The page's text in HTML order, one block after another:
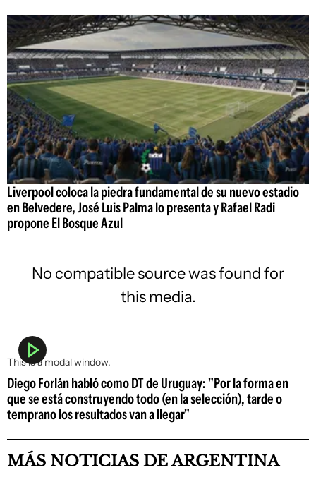
Liverpool coloca la piedra fundamental de su nuevo estadio
en Belvedere, José Luis Palma lo presenta y Rafael Radi
propone El Bosque Azul
This is a modal window.
No compatible source was found for
this media.
Diego Forlán habló como DT de Uruguay: "Por la forma en
que se está construyendo todo (en la selección), tarde o
temprano los resultados van a llegar"
MÁS NOTICIAS DE ARGENTINA